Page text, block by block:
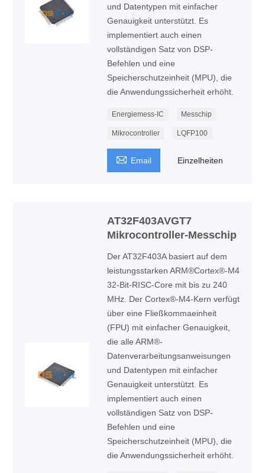
und Datentypen mit einfacher
Genauigkeit unterstützt. Es
implementiert auch einen
vollständigen Satz von DSP-
Befehlen und eine
Speicherschutzeinheit (MPU), die
die Anwendungssicherheit erhöht.
Energiemess-IC Messchip
Mikrocontroller LQFP100
 Email Einzelheiten
AT32F403AVGT7
Mikrocontroller-Messchip
Der AT32F403A basiert auf dem
leistungsstarken ARM®Cortex®-M4
32-Bit-RISC-Core mit bis zu 240
MHz. Der Cortex®-M4-Kern verfügt
über eine Fließkommaeinheit
(FPU) mit einfacher Genauigkeit,
die alle ARM®-
Datenverarbeitungsanweisungen
und Datentypen mit einfacher
Genauigkeit unterstützt. Es
implementiert auch einen
vollständigen Satz von DSP-
Befehlen und eine
Speicherschutzeinheit (MPU), die
die Anwendungssicherheit erhöht.